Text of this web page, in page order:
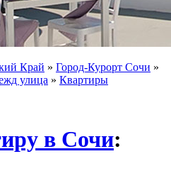
Край » Город-Курорт Сочи »
улица » Квартиры
в Сочи: